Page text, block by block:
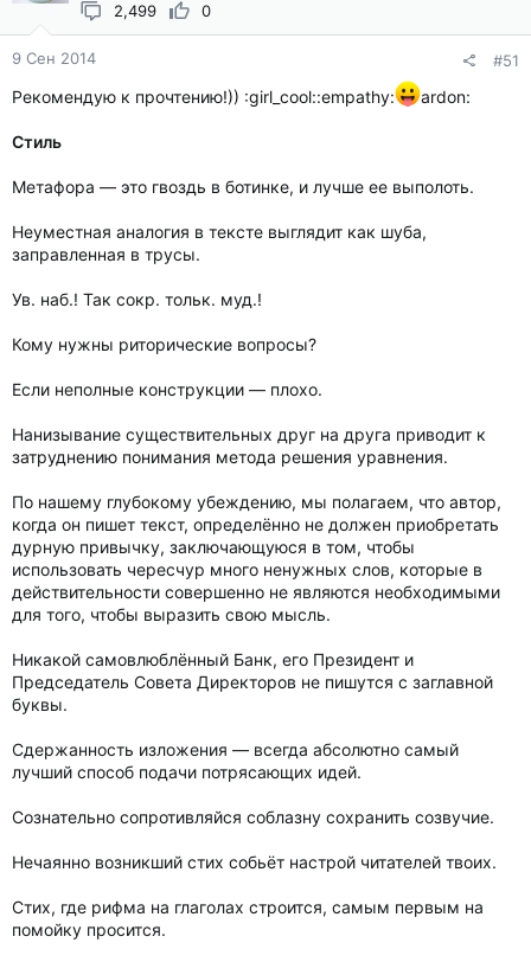
2,499
0
9 Сен 2014 #51
Рекомендую к прочтению!)) :girl_cool::empathy: ardon:
Стиль
Метафора — это гвоздь в ботинке, и лучше ее выполоть.
Неуместная аналогия в тексте выглядит как шуба,
заправленная в трусы.
Ув. наб.! Так сокр. тольк. муд.!
Кому нужны риторические вопросы?
Если неполные конструкции — плохо.
Нанизывание существительных друг на друга приводит к
затруднению понимания метода решения уравнения.
По нашему глубокому убеждению, мы полагаем, что автор,
когда он пишет текст, определённо не должен приобретать
дурную привычку, заключающуюся в том, чтобы
использовать чересчур много ненужных слов, которые в
действительности совершенно не являются необходимыми
для того, чтобы выразить свою мысль.
Никакой самовлюблённый Банк, его Президент и
Председатель Совета Директоров не пишутся с заглавной
буквы.
Сдержанность изложения — всегда абсолютно самый
лучший способ подачи потрясающих идей.
Сознательно сопротивляйся соблазну сохранить созвучие.
Нечаянно возникший стих собьёт настрой читателей твоих.
Стих, где рифма на глаголах строится, самым первым на
помойку просится.